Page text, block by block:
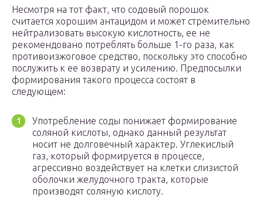
Несмотря на тот факт, что содовый порошок
считается хорошим антацидом и может стремительно
нейтрализовать высокую кислотность, ее не
рекомендовано потреблять больше 1-го раза, как
противоизжоговое средство, поскольку это способно
послужить к ее возврату и усилению. Предпосылки
формирования такого процесса состоят в
следующем:
Употребление соды понижает формирование
соляной кислоты, однако данный результат
носит не долговечный характер. Углекислый
газ, который формируется в процессе,
агрессивно воздействует на клетки слизистой
оболочки желудочного тракта, которые
производят соляную кислоту.